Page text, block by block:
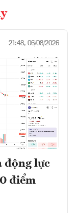
21:48, 06/08/2026
động lực
điểm